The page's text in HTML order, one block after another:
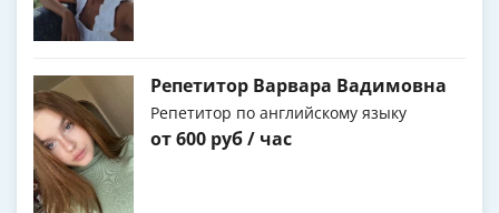
Репетитор Варвара Вадимовна
Репетитор по английскому языку
от 600 руб / час